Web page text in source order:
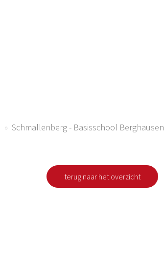
Eslohe
Schmallenberg - Basisschool Berghausen
terug naar het overzicht